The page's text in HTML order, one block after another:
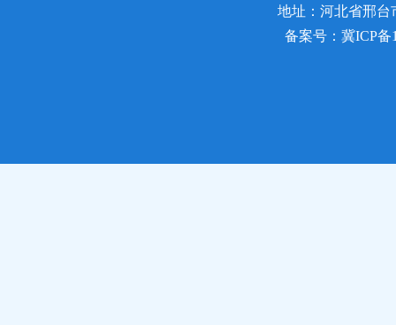
地址：河北省邢台
备案号：冀ICP备